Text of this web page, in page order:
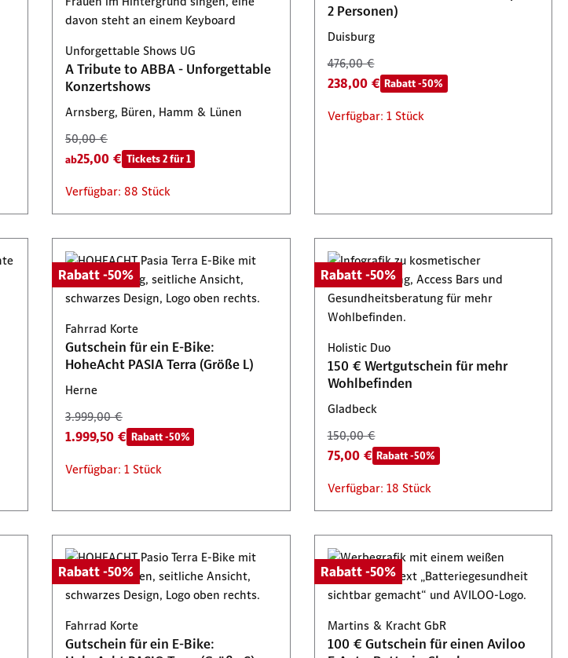
29,95 € Tickets 2 für 1
Verfügbar: 446 Stück
300,00 €
150,00 € Rabatt -50%
Verfügbar: 15 Stück
Unforgettable Shows UG
A Tribute to ABBA - Unforgettable
Konzertshows
Arnsberg, Büren, Hamm & Lünen
50,00 €
ab25,00 € Tickets 2 für 1
Verfügbar: 88 Stück
2 Personen)
Duisburg
476,00 €
238,00 € Rabatt -50%
Verfügbar: 1 Stück
Rabatt -50%
Fahrrad Korte
Gutschein für ein E-Bike:
HoheAcht PASIA Terra (Größe L)
Herne
3.999,00 €
1.999,50 € Rabatt -50%
Verfügbar: 1 Stück
Rabatt -50%
Holistic Duo
150 € Wertgutschein für mehr
Wohlbefinden
Gladbeck
150,00 €
75,00 € Rabatt -50%
Verfügbar: 18 Stück
Rabatt -50%
Fahrrad Korte
Gutschein für ein E-Bike:
Rabatt -50%
Martins & Kracht GbR
100 € Gutschein für einen Aviloo